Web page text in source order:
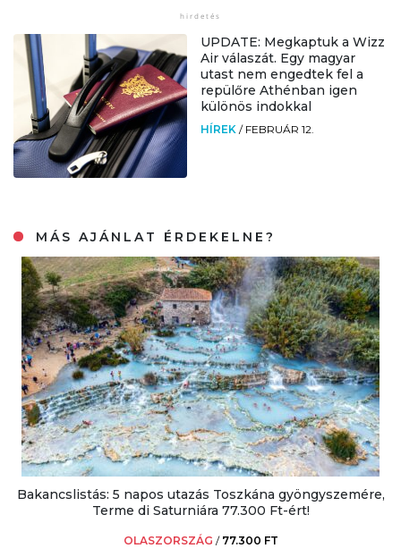
UPDATE: Megkaptuk a Wizz
Air válaszát. Egy magyar
utast nem engedtek fel a
repülőre Athénban igen
különös indokkal
HÍREK / FEBRUÁR 12.
MÁS AJÁNLAT ÉRDEKELNE?
Bakancslistás: 5 napos utazás Toszkána gyöngyszemére,
Terme di Saturniára 77.300 Ft-ért!
OLASZORSZÁG / 77.300 FT